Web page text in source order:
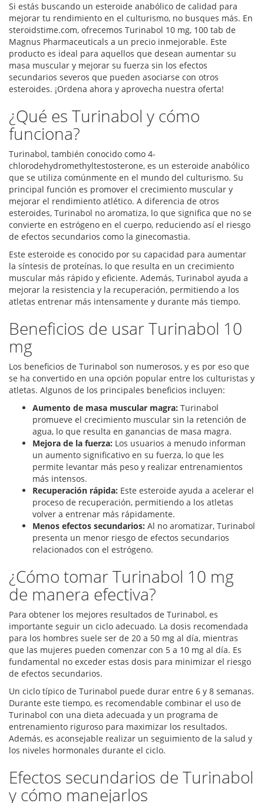
Si estás buscando un esteroide anabólico de calidad para
mejorar tu rendimiento en el culturismo, no busques más. En
steroidstime.com, ofrecemos Turinabol 10 mg, 100 tab de
Magnus Pharmaceuticals a un precio inmejorable. Este
producto es ideal para aquellos que desean aumentar su
masa muscular y mejorar su fuerza sin los efectos
secundarios severos que pueden asociarse con otros
esteroides. ¡Ordena ahora y aprovecha nuestra oferta!
¿Qué es Turinabol y cómo
funciona?
Turinabol, también conocido como 4-
chlorodehydromethyltestosterone, es un esteroide anabólico
que se utiliza comúnmente en el mundo del culturismo. Su
principal función es promover el crecimiento muscular y
mejorar el rendimiento atlético. A diferencia de otros
esteroides, Turinabol no aromatiza, lo que significa que no se
convierte en estrógeno en el cuerpo, reduciendo así el riesgo
de efectos secundarios como la ginecomastia.
Este esteroide es conocido por su capacidad para aumentar
la síntesis de proteínas, lo que resulta en un crecimiento
muscular más rápido y eficiente. Además, Turinabol ayuda a
mejorar la resistencia y la recuperación, permitiendo a los
atletas entrenar más intensamente y durante más tiempo.
Beneficios de usar Turinabol 10
mg
Los beneficios de Turinabol son numerosos, y es por eso que
se ha convertido en una opción popular entre los culturistas y
atletas. Algunos de los principales beneficios incluyen:
Aumento de masa muscular magra: Turinabol
promueve el crecimiento muscular sin la retención de
agua, lo que resulta en ganancias de masa magra.
Mejora de la fuerza: Los usuarios a menudo informan
un aumento significativo en su fuerza, lo que les
permite levantar más peso y realizar entrenamientos
más intensos.
Recuperación rápida: Este esteroide ayuda a acelerar el
proceso de recuperación, permitiendo a los atletas
volver a entrenar más rápidamente.
Menos efectos secundarios: Al no aromatizar, Turinabol
presenta un menor riesgo de efectos secundarios
relacionados con el estrógeno.
¿Cómo tomar Turinabol 10 mg
de manera efectiva?
Para obtener los mejores resultados de Turinabol, es
importante seguir un ciclo adecuado. La dosis recomendada
para los hombres suele ser de 20 a 50 mg al día, mientras
que las mujeres pueden comenzar con 5 a 10 mg al día. Es
fundamental no exceder estas dosis para minimizar el riesgo
de efectos secundarios.
Un ciclo típico de Turinabol puede durar entre 6 y 8 semanas.
Durante este tiempo, es recomendable combinar el uso de
Turinabol con una dieta adecuada y un programa de
entrenamiento riguroso para maximizar los resultados.
Además, es aconsejable realizar un seguimiento de la salud y
los niveles hormonales durante el ciclo.
Efectos secundarios de Turinabol
y cómo manejarlos